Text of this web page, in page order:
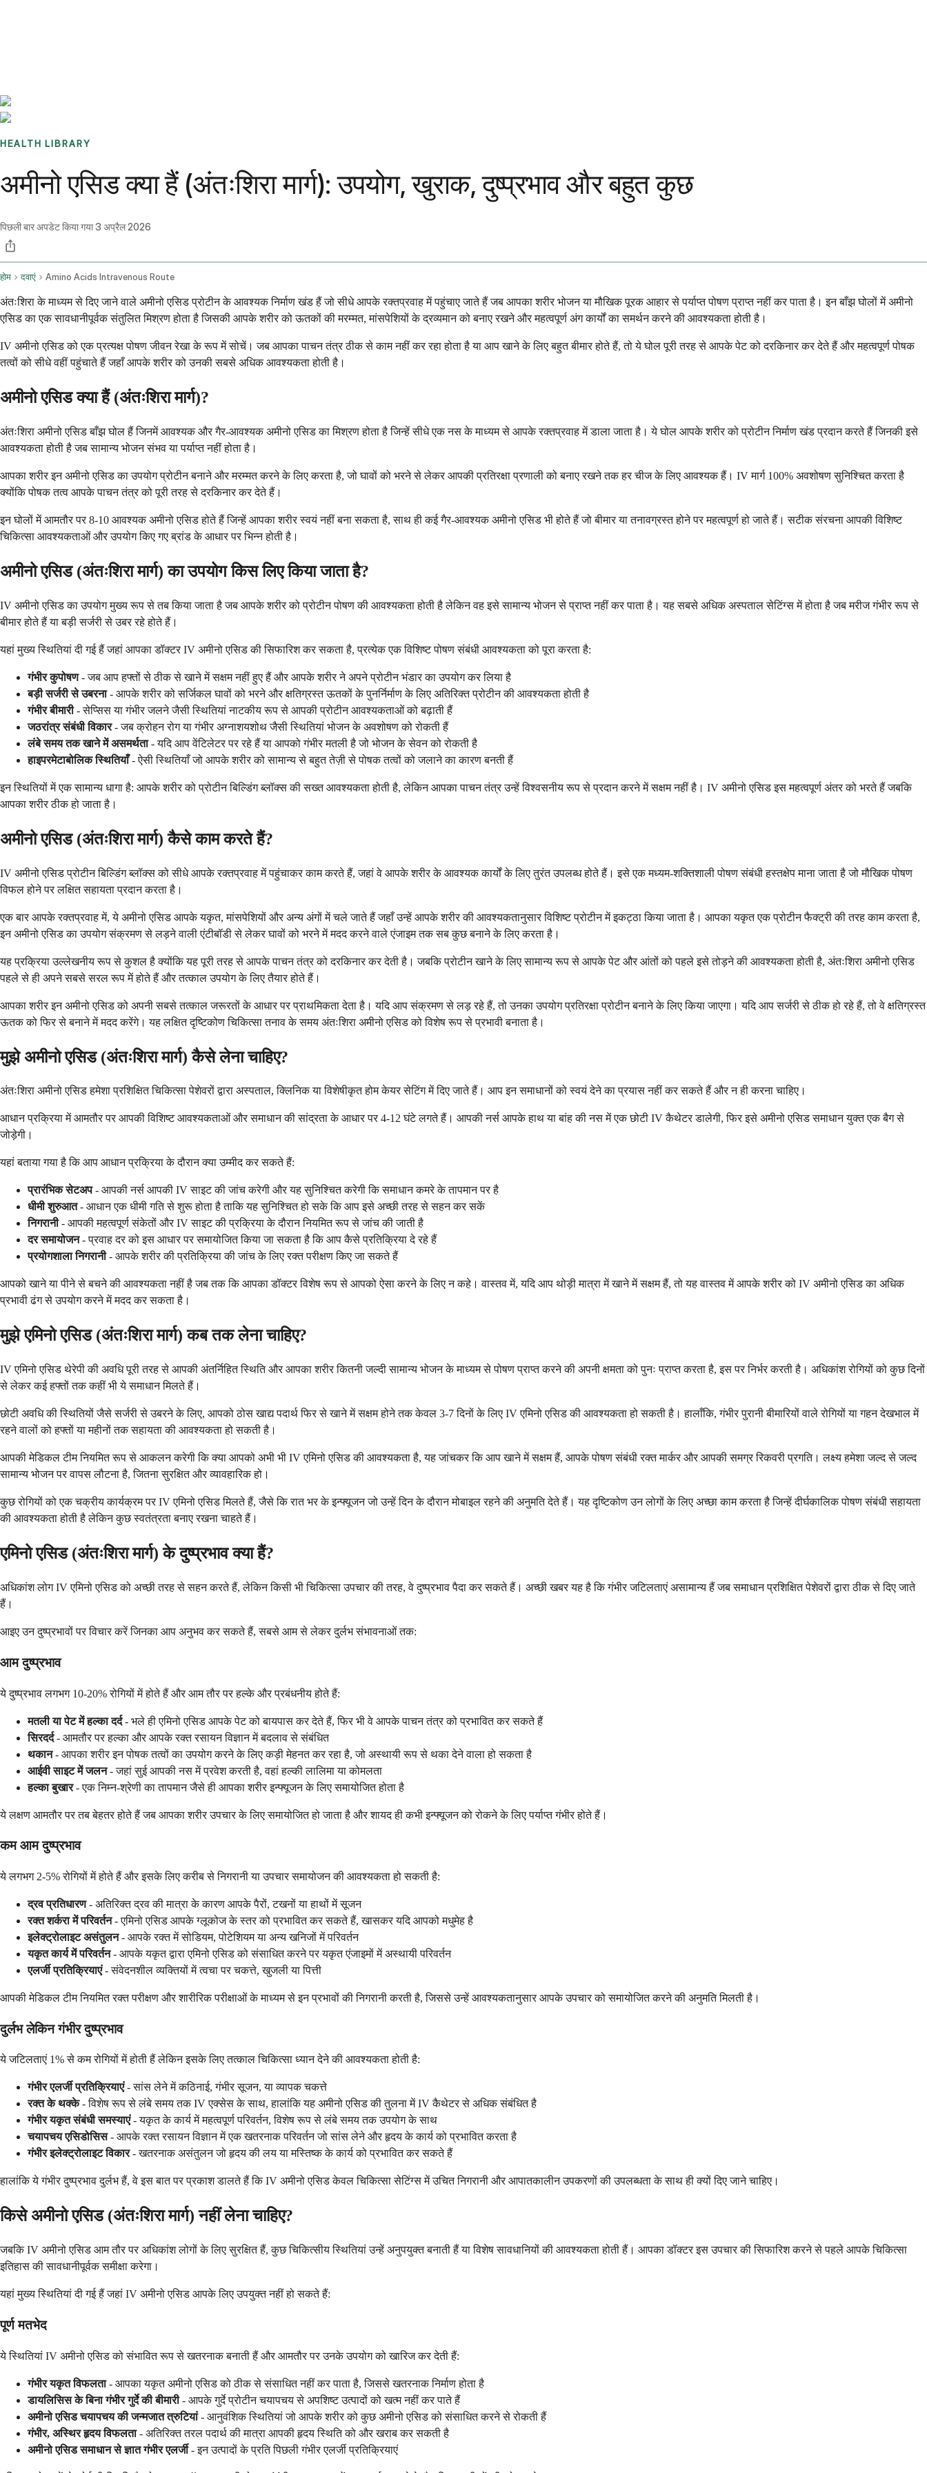
HEALTH LIBRARY
अमीनो एसिड क्या हैं (अंतःशिरा मार्ग): उपयोग, खुराक, दुष्प्रभाव और बहुत कुछ
पिछली बार अपडेट किया गया3 अप्रैल 2026
होम दवाएं Amino Acids Intravenous Route
अंतःशिरा के माध्यम से दिए जाने वाले अमीनो एसिड प्रोटीन के आवश्यक निर्माण खंड हैं जो सीधे आपके रक्तप्रवाह में पहुंचाए जाते हैं जब आपका शरीर भोजन या मौखिक पूरक आहार से पर्याप्त पोषण प्राप्त नहीं कर पाता है। इन बाँझ घोलों में अमीनो
एसिड का एक सावधानीपूर्वक संतुलित मिश्रण होता है जिसकी आपके शरीर को ऊतकों की मरम्मत, मांसपेशियों के द्रव्यमान को बनाए रखने और महत्वपूर्ण अंग कार्यों का समर्थन करने की आवश्यकता होती है।
IV अमीनो एसिड को एक प्रत्यक्ष पोषण जीवन रेखा के रूप में सोचें। जब आपका पाचन तंत्र ठीक से काम नहीं कर रहा होता है या आप खाने के लिए बहुत बीमार होते हैं, तो ये घोल पूरी तरह से आपके पेट को दरकिनार कर देते हैं और महत्वपूर्ण पोषक
तत्वों को सीधे वहीं पहुंचाते हैं जहाँ आपके शरीर को उनकी सबसे अधिक आवश्यकता होती है।
अमीनो एसिड क्या हैं (अंतःशिरा मार्ग)?
अंतःशिरा अमीनो एसिड बाँझ घोल हैं जिनमें आवश्यक और गैर-आवश्यक अमीनो एसिड का मिश्रण होता है जिन्हें सीधे एक नस के माध्यम से आपके रक्तप्रवाह में डाला जाता है। ये घोल आपके शरीर को प्रोटीन निर्माण खंड प्रदान करते हैं जिनकी इसे
आवश्यकता होती है जब सामान्य भोजन संभव या पर्याप्त नहीं होता है।
आपका शरीर इन अमीनो एसिड का उपयोग प्रोटीन बनाने और मरम्मत करने के लिए करता है, जो घावों को भरने से लेकर आपकी प्रतिरक्षा प्रणाली को बनाए रखने तक हर चीज के लिए आवश्यक हैं। IV मार्ग 100% अवशोषण सुनिश्चित करता है
क्योंकि पोषक तत्व आपके पाचन तंत्र को पूरी तरह से दरकिनार कर देते हैं।
इन घोलों में आमतौर पर 8-10 आवश्यक अमीनो एसिड होते हैं जिन्हें आपका शरीर स्वयं नहीं बना सकता है, साथ ही कई गैर-आवश्यक अमीनो एसिड भी होते हैं जो बीमार या तनावग्रस्त होने पर महत्वपूर्ण हो जाते हैं। सटीक संरचना आपकी विशिष्ट
चिकित्सा आवश्यकताओं और उपयोग किए गए ब्रांड के आधार पर भिन्न होती है।
अमीनो एसिड (अंतःशिरा मार्ग) का उपयोग किस लिए किया जाता है?
IV अमीनो एसिड का उपयोग मुख्य रूप से तब किया जाता है जब आपके शरीर को प्रोटीन पोषण की आवश्यकता होती है लेकिन वह इसे सामान्य भोजन से प्राप्त नहीं कर पाता है। यह सबसे अधिक अस्पताल सेटिंग्स में होता है जब मरीज गंभीर रूप से
बीमार होते हैं या बड़ी सर्जरी से उबर रहे होते हैं।
यहां मुख्य स्थितियां दी गई हैं जहां आपका डॉक्टर IV अमीनो एसिड की सिफारिश कर सकता है, प्रत्येक एक विशिष्ट पोषण संबंधी आवश्यकता को पूरा करता है:
गंभीर कुपोषण- जब आप हफ्तों से ठीक से खाने में सक्षम नहीं हुए हैं और आपके शरीर ने अपने प्रोटीन भंडार का उपयोग कर लिया है
बड़ी सर्जरी से उबरना- आपके शरीर को सर्जिकल घावों को भरने और क्षतिग्रस्त ऊतकों के पुनर्निर्माण के लिए अतिरिक्त प्रोटीन की आवश्यकता होती है
गंभीर बीमारी- सेप्सिस या गंभीर जलने जैसी स्थितियां नाटकीय रूप से आपकी प्रोटीन आवश्यकताओं को बढ़ाती हैं
जठरांत्र संबंधी विकार- जब क्रोहन रोग या गंभीर अग्नाशयशोथ जैसी स्थितियां भोजन के अवशोषण को रोकती हैं
लंबे समय तक खाने में असमर्थता- यदि आप वेंटिलेटर पर रहे हैं या आपको गंभीर मतली है जो भोजन के सेवन को रोकती है
हाइपरमेटाबोलिक स्थितियाँ- ऐसी स्थितियाँ जो आपके शरीर को सामान्य से बहुत तेज़ी से पोषक तत्वों को जलाने का कारण बनती हैं
इन स्थितियों में एक सामान्य धागा है: आपके शरीर को प्रोटीन बिल्डिंग ब्लॉक्स की सख्त आवश्यकता होती है, लेकिन आपका पाचन तंत्र उन्हें विश्वसनीय रूप से प्रदान करने में सक्षम नहीं है। IV अमीनो एसिड इस महत्वपूर्ण अंतर को भरते हैं जबकि
आपका शरीर ठीक हो जाता है।
अमीनो एसिड (अंतःशिरा मार्ग) कैसे काम करते हैं?
IV अमीनो एसिड प्रोटीन बिल्डिंग ब्लॉक्स को सीधे आपके रक्तप्रवाह में पहुंचाकर काम करते हैं, जहां वे आपके शरीर के आवश्यक कार्यों के लिए तुरंत उपलब्ध होते हैं। इसे एक मध्यम-शक्तिशाली पोषण संबंधी हस्तक्षेप माना जाता है जो मौखिक पोषण
विफल होने पर लक्षित सहायता प्रदान करता है।
एक बार आपके रक्तप्रवाह में, ये अमीनो एसिड आपके यकृत, मांसपेशियों और अन्य अंगों में चले जाते हैं जहाँ उन्हें आपके शरीर की आवश्यकतानुसार विशिष्ट प्रोटीन में इकट्ठा किया जाता है। आपका यकृत एक प्रोटीन फैक्ट्री की तरह काम करता है,
इन अमीनो एसिड का उपयोग संक्रमण से लड़ने वाली एंटीबॉडी से लेकर घावों को भरने में मदद करने वाले एंजाइम तक सब कुछ बनाने के लिए करता है।
यह प्रक्रिया उल्लेखनीय रूप से कुशल है क्योंकि यह पूरी तरह से आपके पाचन तंत्र को दरकिनार कर देती है। जबकि प्रोटीन खाने के लिए सामान्य रूप से आपके पेट और आंतों को पहले इसे तोड़ने की आवश्यकता होती है, अंतःशिरा अमीनो एसिड
पहले से ही अपने सबसे सरल रूप में होते हैं और तत्काल उपयोग के लिए तैयार होते हैं।
आपका शरीर इन अमीनो एसिड को अपनी सबसे तत्काल जरूरतों के आधार पर प्राथमिकता देता है। यदि आप संक्रमण से लड़ रहे हैं, तो उनका उपयोग प्रतिरक्षा प्रोटीन बनाने के लिए किया जाएगा। यदि आप सर्जरी से ठीक हो रहे हैं, तो वे क्षतिग्रस्त
ऊतक को फिर से बनाने में मदद करेंगे। यह लक्षित दृष्टिकोण चिकित्सा तनाव के समय अंतःशिरा अमीनो एसिड को विशेष रूप से प्रभावी बनाता है।
मुझे अमीनो एसिड (अंतःशिरा मार्ग) कैसे लेना चाहिए?
अंतःशिरा अमीनो एसिड हमेशा प्रशिक्षित चिकित्सा पेशेवरों द्वारा अस्पताल, क्लिनिक या विशेषीकृत होम केयर सेटिंग में दिए जाते हैं। आप इन समाधानों को स्वयं देने का प्रयास नहीं कर सकते हैं और न ही करना चाहिए।
आधान प्रक्रिया में आमतौर पर आपकी विशिष्ट आवश्यकताओं और समाधान की सांद्रता के आधार पर 4-12 घंटे लगते हैं। आपकी नर्स आपके हाथ या बांह की नस में एक छोटी IV कैथेटर डालेगी, फिर इसे अमीनो एसिड समाधान युक्त एक बैग से
जोड़ेगी।
यहां बताया गया है कि आप आधान प्रक्रिया के दौरान क्या उम्मीद कर सकते हैं:
प्रारंभिक सेटअप- आपकी नर्स आपकी IV साइट की जांच करेगी और यह सुनिश्चित करेगी कि समाधान कमरे के तापमान पर है
धीमी शुरुआत- आधान एक धीमी गति से शुरू होता है ताकि यह सुनिश्चित हो सके कि आप इसे अच्छी तरह से सहन कर सकें
निगरानी- आपकी महत्वपूर्ण संकेतों और IV साइट की प्रक्रिया के दौरान नियमित रूप से जांच की जाती है
दर समायोजन- प्रवाह दर को इस आधार पर समायोजित किया जा सकता है कि आप कैसे प्रतिक्रिया दे रहे हैं
प्रयोगशाला निगरानी- आपके शरीर की प्रतिक्रिया की जांच के लिए रक्त परीक्षण किए जा सकते हैं
आपको खाने या पीने से बचने की आवश्यकता नहीं है जब तक कि आपका डॉक्टर विशेष रूप से आपको ऐसा करने के लिए न कहे। वास्तव में, यदि आप थोड़ी मात्रा में खाने में सक्षम हैं, तो यह वास्तव में आपके शरीर को IV अमीनो एसिड का अधिक
प्रभावी ढंग से उपयोग करने में मदद कर सकता है।
मुझे एमिनो एसिड (अंतःशिरा मार्ग) कब तक लेना चाहिए?
IV एमिनो एसिड थेरेपी की अवधि पूरी तरह से आपकी अंतर्निहित स्थिति और आपका शरीर कितनी जल्दी सामान्य भोजन के माध्यम से पोषण प्राप्त करने की अपनी क्षमता को पुनः प्राप्त करता है, इस पर निर्भर करती है। अधिकांश रोगियों को कुछ दिनों
से लेकर कई हफ्तों तक कहीं भी ये समाधान मिलते हैं।
छोटी अवधि की स्थितियों जैसे सर्जरी से उबरने के लिए, आपको ठोस खाद्य पदार्थ फिर से खाने में सक्षम होने तक केवल 3-7 दिनों के लिए IV एमिनो एसिड की आवश्यकता हो सकती है। हालाँकि, गंभीर पुरानी बीमारियों वाले रोगियों या गहन देखभाल में
रहने वालों को हफ्तों या महीनों तक सहायता की आवश्यकता हो सकती है।
आपकी मेडिकल टीम नियमित रूप से आकलन करेगी कि क्या आपको अभी भी IV एमिनो एसिड की आवश्यकता है, यह जांचकर कि आप खाने में सक्षम हैं, आपके पोषण संबंधी रक्त मार्कर और आपकी समग्र रिकवरी प्रगति। लक्ष्य हमेशा जल्द से जल्द
सामान्य भोजन पर वापस लौटना है, जितना सुरक्षित और व्यावहारिक हो।
कुछ रोगियों को एक चक्रीय कार्यक्रम पर IV एमिनो एसिड मिलते हैं, जैसे कि रात भर के इन्फ्यूजन जो उन्हें दिन के दौरान मोबाइल रहने की अनुमति देते हैं। यह दृष्टिकोण उन लोगों के लिए अच्छा काम करता है जिन्हें दीर्घकालिक पोषण संबंधी सहायता
की आवश्यकता होती है लेकिन कुछ स्वतंत्रता बनाए रखना चाहते हैं।
एमिनो एसिड (अंतःशिरा मार्ग) के दुष्प्रभाव क्या हैं?
अधिकांश लोग IV एमिनो एसिड को अच्छी तरह से सहन करते हैं, लेकिन किसी भी चिकित्सा उपचार की तरह, वे दुष्प्रभाव पैदा कर सकते हैं। अच्छी खबर यह है कि गंभीर जटिलताएं असामान्य हैं जब समाधान प्रशिक्षित पेशेवरों द्वारा ठीक से दिए जाते
हैं।
आइए उन दुष्प्रभावों पर विचार करें जिनका आप अनुभव कर सकते हैं, सबसे आम से लेकर दुर्लभ संभावनाओं तक:
आम दुष्प्रभाव
ये दुष्प्रभाव लगभग 10-20% रोगियों में होते हैं और आम तौर पर हल्के और प्रबंधनीय होते हैं:
मतली या पेट में हल्का दर्द- भले ही एमिनो एसिड आपके पेट को बायपास कर देते हैं, फिर भी वे आपके पाचन तंत्र को प्रभावित कर सकते हैं
सिरदर्द- आमतौर पर हल्का और आपके रक्त रसायन विज्ञान में बदलाव से संबंधित
थकान- आपका शरीर इन पोषक तत्वों का उपयोग करने के लिए कड़ी मेहनत कर रहा है, जो अस्थायी रूप से थका देने वाला हो सकता है
आईवी साइट में जलन- जहां सुई आपकी नस में प्रवेश करती है, वहां हल्की लालिमा या कोमलता
हल्का बुखार- एक निम्न-श्रेणी का तापमान जैसे ही आपका शरीर इन्फ्यूजन के लिए समायोजित होता है
ये लक्षण आमतौर पर तब बेहतर होते हैं जब आपका शरीर उपचार के लिए समायोजित हो जाता है और शायद ही कभी इन्फ्यूजन को रोकने के लिए पर्याप्त गंभीर होते हैं।
कम आम दुष्प्रभाव
ये लगभग 2-5% रोगियों में होते हैं और इसके लिए करीब से निगरानी या उपचार समायोजन की आवश्यकता हो सकती है:
द्रव प्रतिधारण- अतिरिक्त द्रव की मात्रा के कारण आपके पैरों, टखनों या हाथों में सूजन
रक्त शर्करा में परिवर्तन- एमिनो एसिड आपके ग्लूकोज के स्तर को प्रभावित कर सकते हैं, खासकर यदि आपको मधुमेह है
इलेक्ट्रोलाइट असंतुलन- आपके रक्त में सोडियम, पोटेशियम या अन्य खनिजों में परिवर्तन
यकृत कार्य में परिवर्तन- आपके यकृत द्वारा एमिनो एसिड को संसाधित करने पर यकृत एंजाइमों में अस्थायी परिवर्तन
एलर्जी प्रतिक्रियाएं- संवेदनशील व्यक्तियों में त्वचा पर चकत्ते, खुजली या पित्ती
आपकी मेडिकल टीम नियमित रक्त परीक्षण और शारीरिक परीक्षाओं के माध्यम से इन प्रभावों की निगरानी करती है, जिससे उन्हें आवश्यकतानुसार आपके उपचार को समायोजित करने की अनुमति मिलती है।
दुर्लभ लेकिन गंभीर दुष्प्रभाव
ये जटिलताएं 1% से कम रोगियों में होती हैं लेकिन इसके लिए तत्काल चिकित्सा ध्यान देने की आवश्यकता होती है:
गंभीर एलर्जी प्रतिक्रियाएं- सांस लेने में कठिनाई, गंभीर सूजन, या व्यापक चकत्ते
रक्त के थक्के- विशेष रूप से लंबे समय तक IV एक्सेस के साथ, हालांकि यह अमीनो एसिड की तुलना में IV कैथेटर से अधिक संबंधित है
गंभीर यकृत संबंधी समस्याएं- यकृत के कार्य में महत्वपूर्ण परिवर्तन, विशेष रूप से लंबे समय तक उपयोग के साथ
चयापचय एसिडोसिस- आपके रक्त रसायन विज्ञान में एक खतरनाक परिवर्तन जो सांस लेने और हृदय के कार्य को प्रभावित करता है
गंभीर इलेक्ट्रोलाइट विकार- खतरनाक असंतुलन जो हृदय की लय या मस्तिष्क के कार्य को प्रभावित कर सकते हैं
हालांकि ये गंभीर दुष्प्रभाव दुर्लभ हैं, वे इस बात पर प्रकाश डालते हैं कि IV अमीनो एसिड केवल चिकित्सा सेटिंग्स में उचित निगरानी और आपातकालीन उपकरणों की उपलब्धता के साथ ही क्यों दिए जाने चाहिए।
किसे अमीनो एसिड (अंतःशिरा मार्ग) नहीं लेना चाहिए?
जबकि IV अमीनो एसिड आम तौर पर अधिकांश लोगों के लिए सुरक्षित हैं, कुछ चिकित्सीय स्थितियां उन्हें अनुपयुक्त बनाती हैं या विशेष सावधानियों की आवश्यकता होती हैं। आपका डॉक्टर इस उपचार की सिफारिश करने से पहले आपके चिकित्सा
इतिहास की सावधानीपूर्वक समीक्षा करेगा।
यहां मुख्य स्थितियां दी गई हैं जहां IV अमीनो एसिड आपके लिए उपयुक्त नहीं हो सकते हैं:
पूर्ण मतभेद
ये स्थितियां IV अमीनो एसिड को संभावित रूप से खतरनाक बनाती हैं और आमतौर पर उनके उपयोग को खारिज कर देती हैं:
गंभीर यकृत विफलता- आपका यकृत अमीनो एसिड को ठीक से संसाधित नहीं कर पाता है, जिससे खतरनाक निर्माण होता है
डायलिसिस के बिना गंभीर गुर्दे की बीमारी- आपके गुर्दे प्रोटीन चयापचय से अपशिष्ट उत्पादों को खत्म नहीं कर पाते हैं
अमीनो एसिड चयापचय की जन्मजात त्रुटियां- आनुवंशिक स्थितियां जो आपके शरीर को कुछ अमीनो एसिड को संसाधित करने से रोकती हैं
गंभीर, अस्थिर हृदय विफलता- अतिरिक्त तरल पदार्थ की मात्रा आपकी हृदय स्थिति को और खराब कर सकती है
अमीनो एसिड समाधान से ज्ञात गंभीर एलर्जी- इन उत्पादों के प्रति पिछली गंभीर एलर्जी प्रतिक्रियाएं